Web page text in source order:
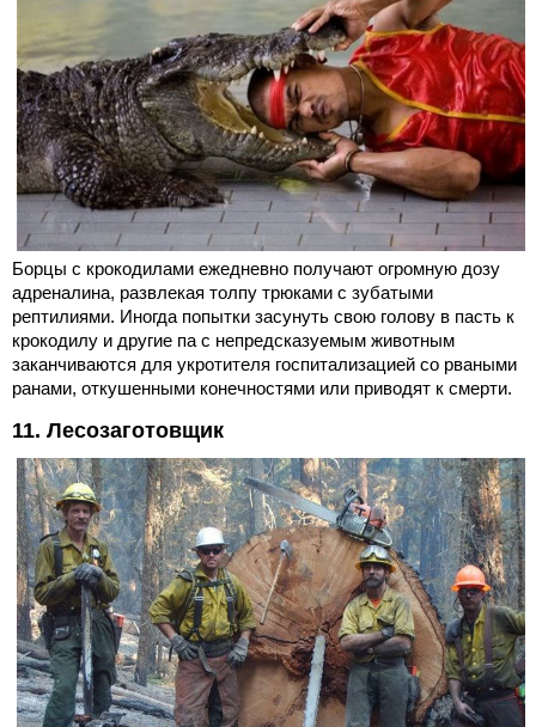
Борцы с крокодилами ежедневно получают огромную дозу
адреналина, развлекая толпу трюками с зубатыми
рептилиями. Иногда попытки засунуть свою голову в пасть к
крокодилу и другие па с непредсказуемым животным
заканчиваются для укротителя госпитализацией со рваными
ранами, откушенными конечностями или приводят к смерти.
11. Лесозаготовщик